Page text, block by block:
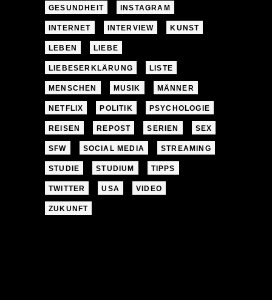
GESUNDHEIT INSTAGRAM
INTERNET INTERVIEW KUNST
LEBEN LIEBE
LIEBESERKLÄRUNG LISTE
MENSCHEN MUSIK MÄNNER
NETFLIX POLITIK PSYCHOLOGIE
REISEN REPOST SERIEN SEX
SFW SOCIAL MEDIA STREAMING
STUDIE STUDIUM TIPPS
TWITTER USA VIDEO
ZUKUNFT